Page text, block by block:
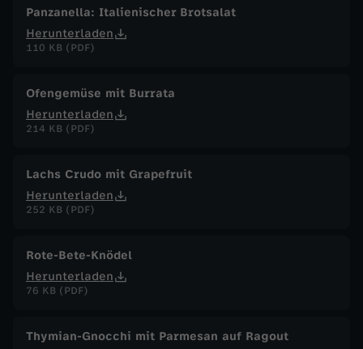
Panzanella: Italienischer Brotsalat
Herunterladen
110 KB (PDF)
Ofengemüse mit Burrata
Herunterladen
214 KB (PDF)
Lachs Crudo mit Grapefruit
Herunterladen
252 KB (PDF)
Rote-Bete-Knödel
Herunterladen
76 KB (PDF)
Thymian-Gnocchi mit Parmesan auf Ragout